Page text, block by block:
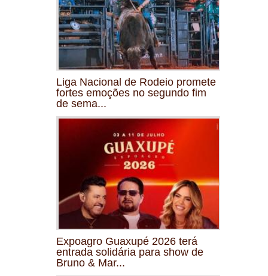
Liga Nacional de Rodeio promete
fortes emoções no segundo fim
de sema...
Expoagro Guaxupé 2026 terá
entrada solidária para show de
Bruno & Mar...